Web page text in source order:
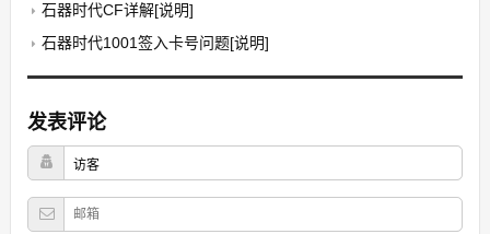
石器时代CF详解[说明]
石器时代1001签入卡号问题[说明]
发表评论